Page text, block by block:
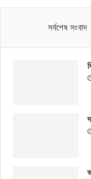
সর্বশেষ সংবাদ